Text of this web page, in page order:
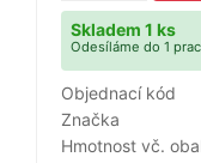
Skladem 1 ks
Odesíláme do 1
Objednací kód
Značka
Hmotnost vč.